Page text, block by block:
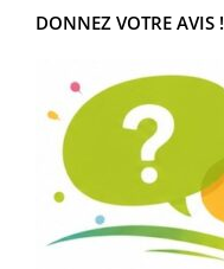
DONNEZ VOTRE AVIS !